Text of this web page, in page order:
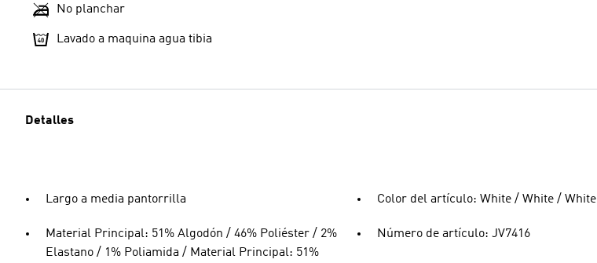
No planchar
Lavado a maquina agua tibia
Detalles
Largo a media pantorrilla
Material Principal: 51% Algodón / 46% Poliéster / 2%
Elastano / 1% Poliamida / Material Principal: 51%
Color del artículo: White / White / White
Número de artículo: JV7416